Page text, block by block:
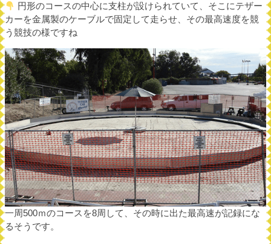
円形のコースの中心に支柱が設けられていて、そこにテザー
カーを金属製のケーブルで固定して走らせ、その最高速度を競
う競技の様ですね
一周500ｍのコースを8周して、その時に出た最高速が記録にな
るそうです。